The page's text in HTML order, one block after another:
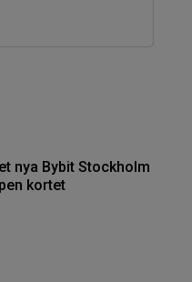
nya Bybit Stockholm
kortet